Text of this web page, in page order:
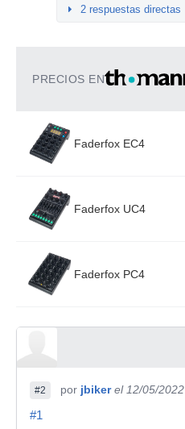
2 respuestas directas
PRECIOS EN
Faderfox EC4
Faderfox UC4
Faderfox PC4
#2 por jbiker el 12/05/2022
#1